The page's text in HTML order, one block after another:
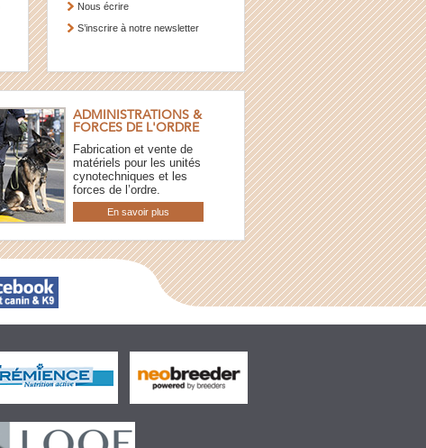
Nous écrire
S’inscrire à notre newsletter
ADMINISTRATIONS &
FORCES DE L'ORDRE
Fabrication et vente de
matériels pour les unités
cynotechniques et les
forces de l’ordre.
En savoir plus